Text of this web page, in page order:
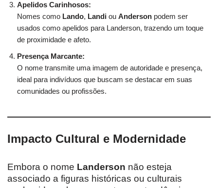
Apelidos Carinhosos:
Nomes como Lando, Landi ou Anderson podem ser
usados como apelidos para Landerson, trazendo um toque
de proximidade e afeto.
Presença Marcante:
O nome transmite uma imagem de autoridade e presença,
ideal para indivíduos que buscam se destacar em suas
comunidades ou profissões.
Impacto Cultural e Modernidade
Embora o nome Landerson não esteja
associado a figuras históricas ou culturais